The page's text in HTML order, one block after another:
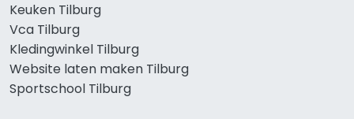
Keuken Tilburg
Vca Tilburg
Kledingwinkel Tilburg
Website laten maken Tilburg
Sportschool Tilburg